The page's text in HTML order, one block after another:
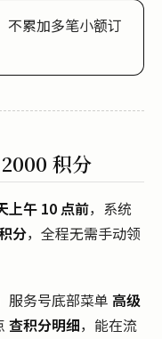
不累加多笔小额订
积分
上午 10 点前，系统
分，全程无需手动领
服务号底部菜单 高级
查积分明细，能在流